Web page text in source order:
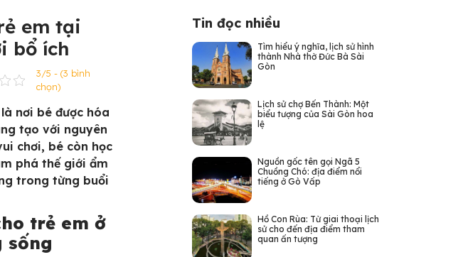
em tại
bổ ích
3/5 - (3 bình
chọn)
nơi bé được hóa
tạo với nguyên
chơi, bé còn học
phá thế giới ẩm
trong từng buổi
trẻ em ở
sống
Tin đọc nhiều
Tìm hiểu ý nghĩa, lịch sử hình
thành Nhà thờ Đức Bà Sài
Gòn
Lịch sử chợ Bến Thành: Một
biểu tượng của Sài Gòn hoa
lệ
Nguồn gốc tên gọi Ngã 5
Chuồng Chó: địa điểm nổi
tiếng ở Gò Vấp
Hồ Con Rùa: Từ giai thoại lịch
sử cho đến địa điểm tham
quan ấn tượng